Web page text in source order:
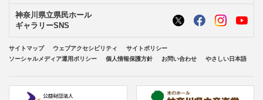
神奈川県立県民ホール
ギャラリーSNS
サイトマップ ウェブアクセシビリティ
サイトポリシー
ソーシャルメディア運用ポリシー
個人情報保護方針 お問い合わせ やさしい日本語